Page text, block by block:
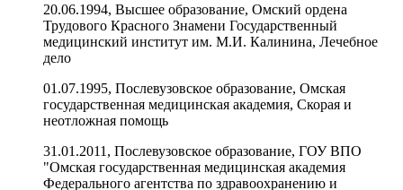
20.06.1994, Высшее образование, Омский ордена
Трудового Красного Знамени Государственный
медицинский институт им. М.И. Калинина, Лечебное
дело
01.07.1995, Послевузовское образование, Омская
государственная медицинская академия, Скорая и
неотложная помощь
31.01.2011, Послевузовское образование, ГОУ ВПО
"Омская государственная медицинская академия
Федерального агентства по здравоохранению и